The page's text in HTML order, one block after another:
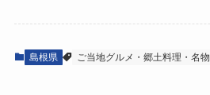
島根県 ご当地グルメ・郷土料理・名物